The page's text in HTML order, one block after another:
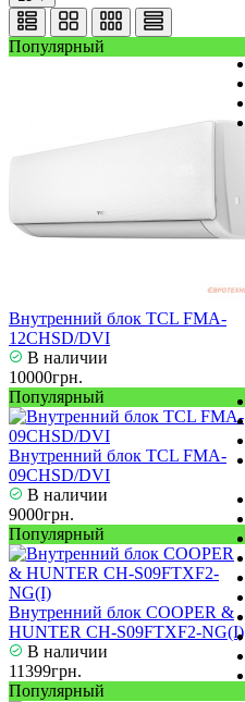
Популярный
Внутренний блок TCL FMA-
12CHSD/DVI
В наличии
10000грн.
Популярный
Внутренний блок TCL FMA-
09CHSD/DVI
В наличии
9000грн.
Популярный
Внутренний блок COOPER &
HUNTER CH-S09FTXF2-NG(I)
В наличии
11399грн.
Популярный